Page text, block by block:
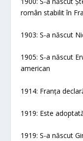
român stabilit în
1903: S-a născut
1905: S-a născut
american
1914: Franța
1919: Este
1919: S-a născut